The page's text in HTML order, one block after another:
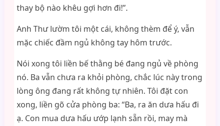
thay bộ nào khêu gợi hơn đi!”.
Anh Thư lườm tôi một cái, không thèm để ý, vẫn
mặc chiếc đầm ngủ không tay hôm trước.
Nói xong tôi liền bế thằng bé đang ngủ về phòng
nó. Ba vẫn chưa ra khỏi phòng, chắc lúc này trong
lòng ông đang rất không tự nhiên. Tôi đặt con
xong, liền gõ cửa phòng ba: “Ba, ra ăn dưa hấu đi
ạ. Con mua dưa hấu ướp lạnh sẵn rồi, may mà